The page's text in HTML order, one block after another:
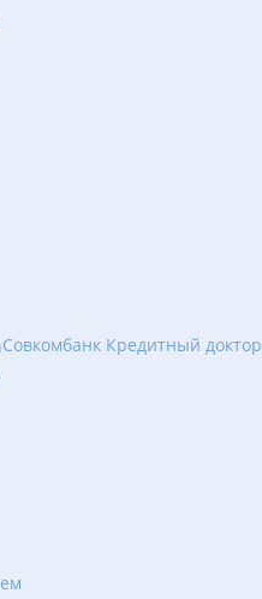
Совкомбанк Кредитный доктор